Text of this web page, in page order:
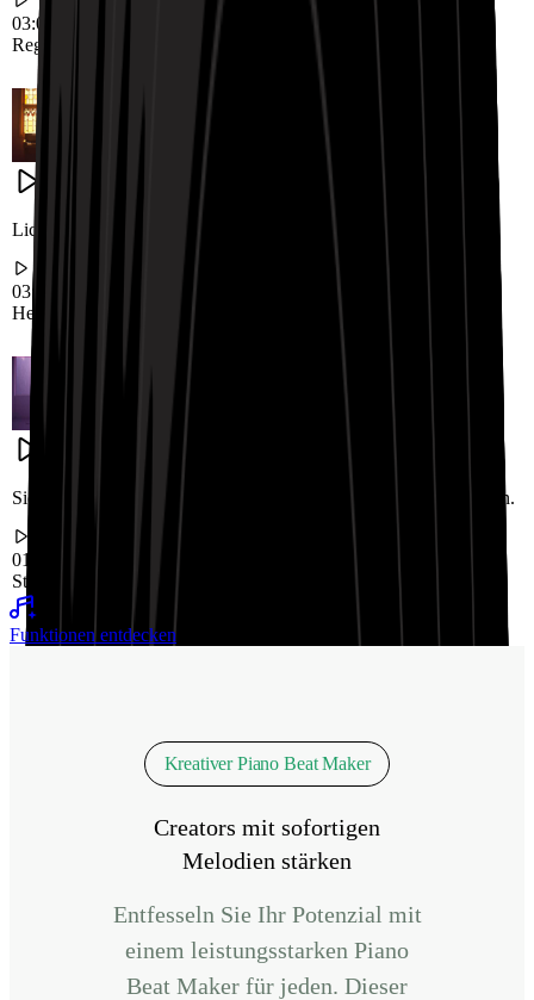
03:09
Regnerischer Sonntag
Licht strömt durch Buntglas in eine friedliche Kirche.
03:24
Heiliges Licht
Sich in einem überfüllten Raum isoliert und missverstanden fühlen.
01:32
Städtische Einsamkeit
Funktionen entdecken
Kreativer Piano Beat Maker
Creators mit sofortigen
Melodien stärken
Entfesseln Sie Ihr Potenzial mit
einem leistungsstarken Piano
Beat Maker für jeden. Dieser